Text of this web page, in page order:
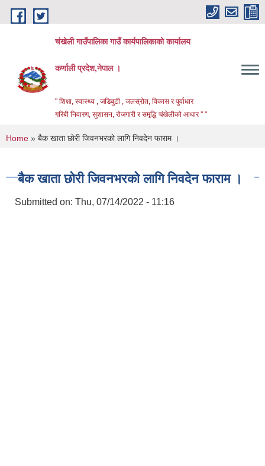
Skip to main content
चंखेली गाउँपालिका गाउँ कार्यपालिकाको कार्यालय
कर्णाली प्रदेश,नेपाल ।
" शिक्षा, स्वास्थ्य , जडिबुटी , जलस्रोत, विकास र पुर्वाधार
गरिबी निवारण, सुशासन, रोजगारी र समृद्धि चंखेलीको आधार " "
You are here
Home » बैक खाता छाेरी जिवनभरकाे लागि निवदेन फाराम ।
बैक खाता छाेरी जिवनभरकाे लागि निवदेन फाराम ।
Submitted on: Thu, 07/14/2022 - 11:16